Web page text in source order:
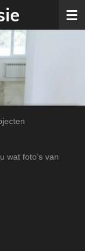
wat foto’s van